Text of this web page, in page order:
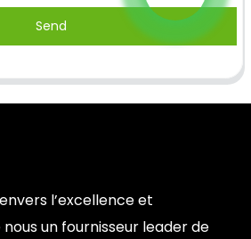
Send
l’excellence et
un fournisseur leader de